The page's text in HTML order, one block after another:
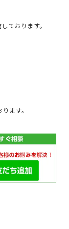
ております。
ます。